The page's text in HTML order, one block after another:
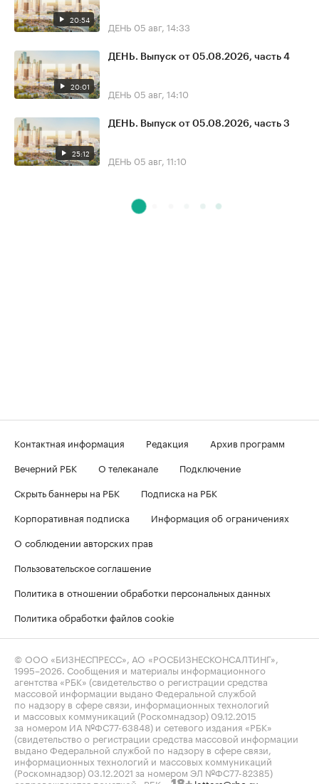
20:54 ДЕНЬ 05 авг, 14:33
20:01
ДЕНЬ. Выпуск от 05.08.2026, часть 4
ДЕНЬ 05 авг, 14:10
25:12
ДЕНЬ. Выпуск от 05.08.2026, часть 3
ДЕНЬ 05 авг, 11:10
Контактная информация Редакция
Архив программ
Вечерний РБК
О телеканале
Подключение
Скрыть баннеры на РБК
Подписка на РБК
Корпоративная подписка
Информация об ограничениях
О соблюдении авторских прав
Пользовательское соглашение
Политика в отношении обработки персональных данных
Политика обработки файлов cookie
© ООО «БИЗНЕСПРЕСС», АО «РОСБИЗНЕСКОНСАЛТИНГ»,
1995–2026 . Сообщения и материалы информационного
агентства «РБК» (свидетельство о регистрации средства
массовой информации выдано Федеральной службой
по надзору в сфере связи, информационных технологий
и массовых коммуникаций (Роскомнадзор) 09.12.2015
за номером ИА №ФС77-63848) и сетевого издания «РБК»
(свидетельство о регистрации средства массовой информации
выдано Федеральной службой по надзору в сфере связи,
информационных технологий и массовых коммуникаций
(Роскомнадзор) 03.12.2021 за номером ЭЛ №ФС77-82385)